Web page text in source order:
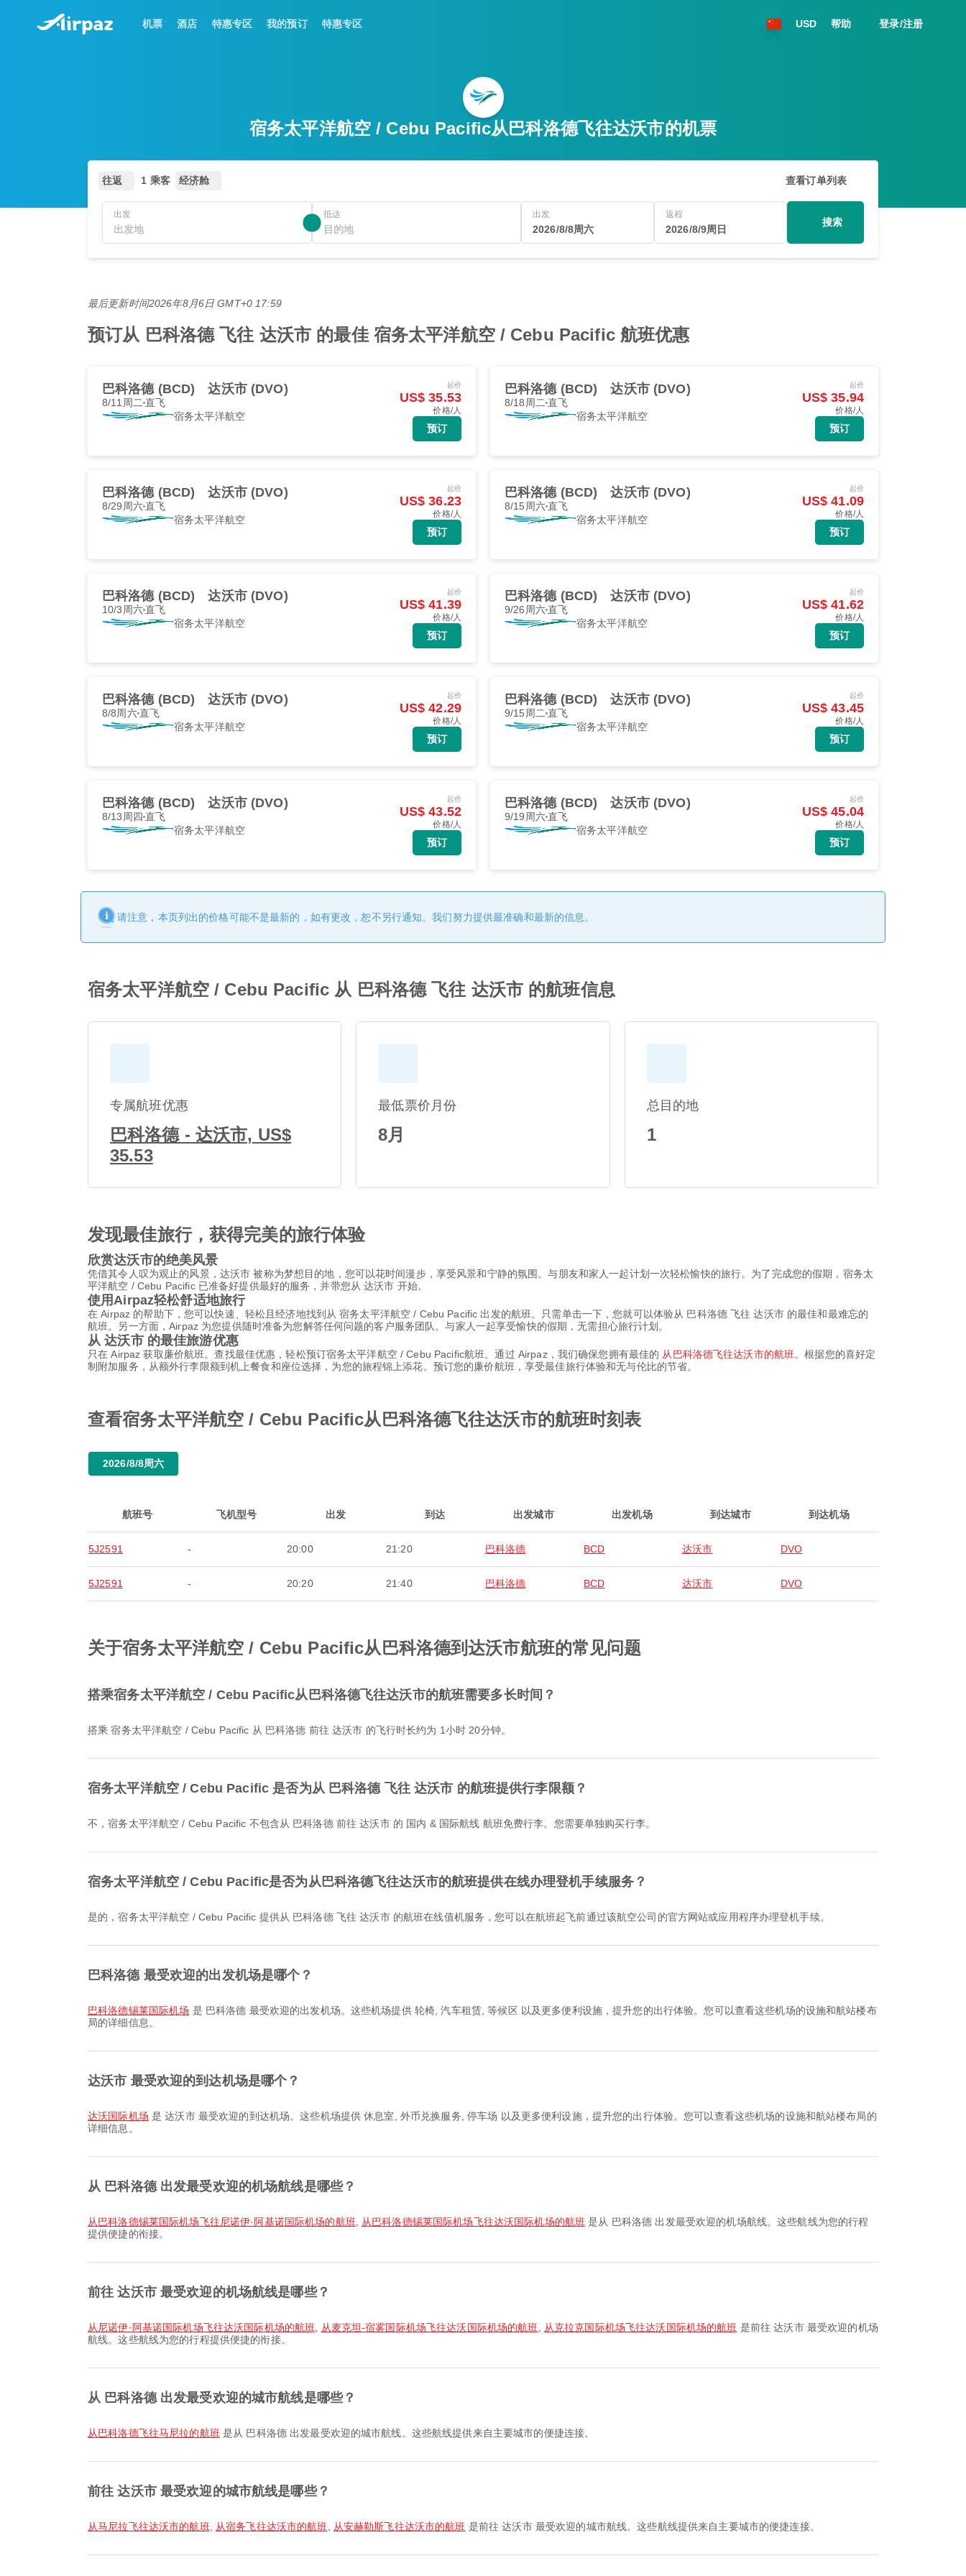
机票 酒店 特惠专区 我的预订 特惠专区 USD 帮助 登录/注册
宿务太平洋航空 / Cebu Pacific从巴科洛德飞往达沃市的机票
往返 1 乘客 经济舱 查看订单列表
出发 抵达 出发
2026/8/8周六
返程
2026/8/9周日
搜索
最后更新时间2026年8月6日 GMT+0 17:59
预订从 巴科洛德 飞往 达沃市 的最佳 宿务太平洋航空 / Cebu Pacific 航班优惠
巴科洛德 (BCD) 达沃市 (DVO)
8/11周二 直飞
宿务太平洋航空
起价
US$ 35.53
价格/人
预订
巴科洛德 (BCD) 达沃市 (DVO)
8/18周二 直飞
宿务太平洋航空
起价
US$ 35.94
价格/人
预订
巴科洛德 (BCD) 达沃市 (DVO)
8/29周六直飞
宿务太平洋航空
起价
US$ 36.23
价格/人
预订
巴科洛德 (BCD) 达沃市 (DVO)
8/15周六直飞
宿务太平洋航空
起价
US$ 41.09
价格/人
预订
巴科洛德 (BCD) 达沃市 (DVO)
10/3周六直飞
宿务太平洋航空
起价
US$ 41.39
价格/人
预订
巴科洛德 (BCD) 达沃市 (DVO)
9/26周六直飞
宿务太平洋航空
起价
US$ 41.62
价格/人
预订
巴科洛德 (BCD) 达沃市 (DVO)
8/8周六直飞
宿务太平洋航空
起价
US$ 42.29
价格/人
预订
巴科洛德 (BCD) 达沃市 (DVO)
9/15周二 直飞
宿务太平洋航空
起价
US$ 43.45
价格/人
预订
巴科洛德 (BCD) 达沃市 (DVO)
8/13周四 直飞
宿务太平洋航空
起价
US$ 43.52
价格/人
预订
巴科洛德 (BCD) 达沃市 (DVO)
9/19周六直飞
宿务太平洋航空
起价
US$ 45.04
价格/人
预订
请注意，本页列出的价格可能不是最新的，如有更改，恕不另行通知。我们努力提供最准确和最新的信息。
宿务太平洋航空 / Cebu Pacific 从 巴科洛德 飞往 达沃市 的航班信息
专属航班优惠
巴科洛德 - 达沃市, US$
35.53
最低票价月份
8月
总目的地
1
发现最佳旅行，获得完美的旅行体验
欣赏达沃市的绝美风景
凭借其令人叹为观止的风景，达沃市 被称为梦想目的地，您可以花时间漫步，享受风景和宁静的氛围。与朋友和家人一起计划一次轻松愉快的旅行。为了完成您的假期，宿务太
平洋航空 / Cebu Pacific 已准备好提供最好的服务，并带您从 达沃市 开始。
使用Airpaz轻松舒适地旅行
在 Airpaz 的帮助下，您可以快速、轻松且经济地找到从 宿务太平洋航空 / Cebu Pacific 出发的航班。只需单击一下，您就可以体验从 巴科洛德 飞往 达沃市 的最佳和最难忘的
航班。另一方面，Airpaz 为您提供随时准备为您解答任何问题的客户服务团队。与家人一起享受愉快的假期，无需担心旅行计划。
从 达沃市 的最佳旅游优惠
只在 Airpaz 获取廉价航班。查找最佳优惠，轻松预订宿务太平洋航空 / Cebu Pacific航班。通过 Airpaz，我们确保您拥有最佳的 从巴科洛德飞往达沃市的航班。根据您的喜好定
制附加服务，从额外行李限额到机上餐食和座位选择，为您的旅程锦上添花。预订您的廉价航班，享受最佳旅行体验和无与伦比的节省。
查看宿务太平洋航空 / Cebu Pacific从巴科洛德飞往达沃市的航班时刻表
2026/8/8周六
航班号 飞机型号 出发 到达 出发城市 出发机场 到达城市 到达机场
5J2591 - 20:00 21:20 巴科洛德 BCD 达沃市 DVO
5J2591 - 20:20 21:40 巴科洛德 BCD 达沃市 DVO
关于宿务太平洋航空 / Cebu Pacific从巴科洛德到达沃市航班的常见问题
搭乘宿务太平洋航空 / Cebu Pacific从巴科洛德飞往达沃市的航班需要多长时间？
搭乘 宿务太平洋航空 / Cebu Pacific 从 巴科洛德 前往 达沃市 的飞行时长约为 1小时 20分钟。
宿务太平洋航空 / Cebu Pacific 是否为从 巴科洛德 飞往 达沃市 的航班提供行李限额？
不，宿务太平洋航空 / Cebu Pacific 不包含从 巴科洛德 前往 达沃市 的 国内 & 国际航线 航班免费行李。您需要单独购买行李。
宿务太平洋航空 / Cebu Pacific是否为从巴科洛德飞往达沃市的航班提供在线办理登机手续服务？
是的，宿务太平洋航空 / Cebu Pacific 提供从 巴科洛德 飞往 达沃市 的航班在线值机服务，您可以在航班起飞前通过该航空公司的官方网站或应用程序办理登机手续。
巴科洛德 最受欢迎的出发机场是哪个？
巴科洛德锡莱国际机场 是 巴科洛德 最受欢迎的出发机场。这些机场提供 轮椅, 汽车租赁, 等候区 以及更多便利设施，提升您的出行体验。您可以查看这些机场的设施和航站楼布
局的详细信息。
达沃市 最受欢迎的到达机场是哪个？
达沃国际机场 是 达沃市 最受欢迎的到达机场。这些机场提供 休息室, 外币兑换服务, 停车场 以及更多便利设施，提升您的出行体验。您可以查看这些机场的设施和航站楼布局的
详细信息。
从 巴科洛德 出发最受欢迎的机场航线是哪些？
从巴科洛德锡莱国际机场飞往尼诺伊·阿基诺国际机场的航班 从巴科洛德锡莱国际机场飞往达沃国际机场的航班 是从 巴科洛德 出发最受欢迎的机场航线。这些航线为您的行程
提供便捷的衔接。
前往 达沃市 最受欢迎的机场航线是哪些？
从尼诺伊·阿基诺国际机场飞往达沃国际机场的航班 从麦克坦-宿雾国际机场飞往达沃国际机场的航班 从克拉克国际机场飞往达沃国际机场的航班 是前往 达沃市 最受欢迎的机场
航线。这些航线为您的行程提供便捷的衔接。
从 巴科洛德 出发最受欢迎的城市航线是哪些？
从巴科洛德飞往马尼拉的航班 是从 巴科洛德 出发最受欢迎的城市航线。这些航线提供来自主要城市的便捷连接。
前往 达沃市 最受欢迎的城市航线是哪些？
从马尼拉飞往达沃市的航班 从宿务飞往达沃市的航班 从安赫勒斯飞往达沃市的航班 是前往 达沃市 最受欢迎的城市航线。这些航线提供来自主要城市的便捷连接。